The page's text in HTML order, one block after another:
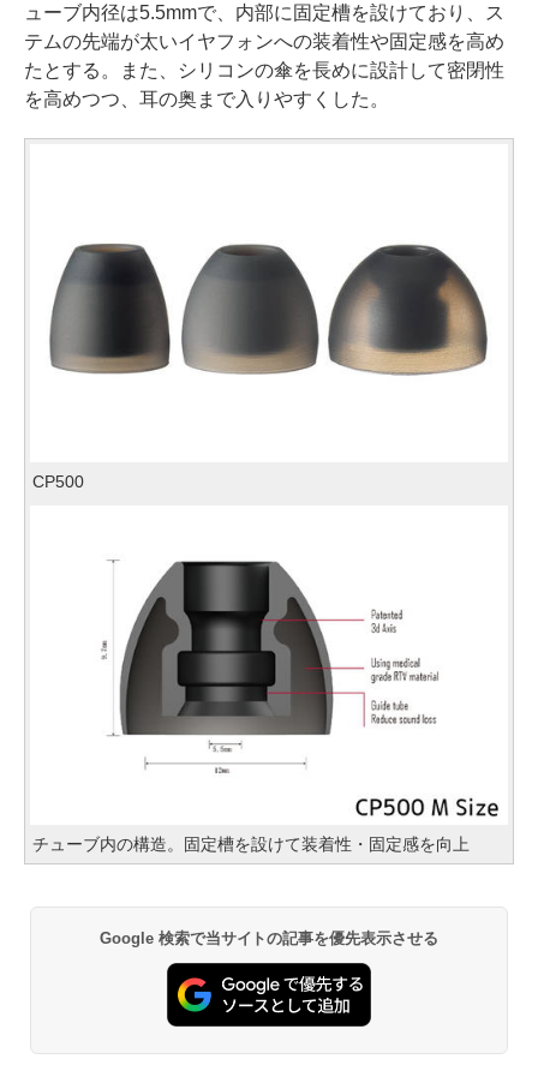
ューブ内径は5.5mmで、内部に固定槽を設けており、ス
テムの先端が太いイヤフォンへの装着性や固定感を高め
たとする。また、シリコンの傘を長めに設計して密閉性
を高めつつ、耳の奥まで入りやすくした。
CP500
チューブ内の構造。固定槽を設けて装着性・固定感を向上
Google 検索で当サイトの記事を優先表示させる